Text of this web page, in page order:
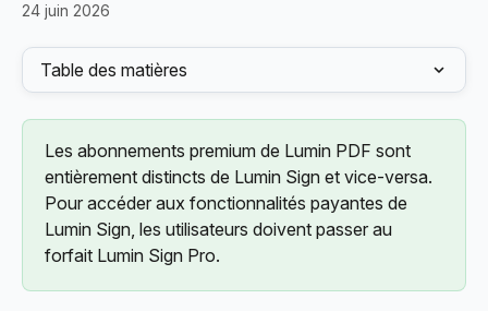
24 juin 2026
Table des matières
Les abonnements premium de Lumin PDF sont
entièrement distincts de Lumin Sign et vice-versa.
Pour accéder aux fonctionnalités payantes de
Lumin Sign, les utilisateurs doivent passer au
forfait Lumin Sign Pro.